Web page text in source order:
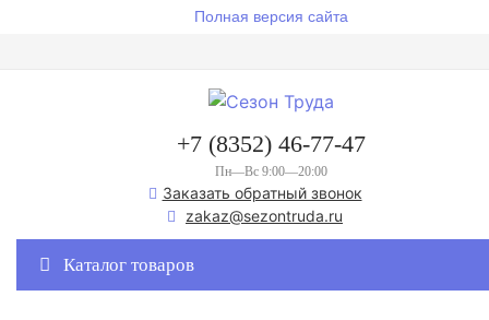
Полная версия сайта
+7 (8352) 46-77-47
Пн—Вс 9:00—20:00
Заказать обратный звонок
zakaz@sezontruda.ru
Каталог товаров